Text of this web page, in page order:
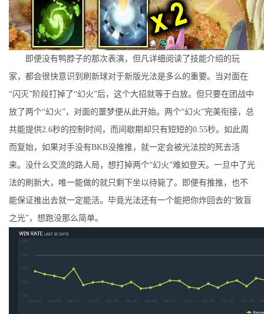
即便没有鸭脖子的那次表演，但凡详细阅读了技能介绍的玩
家，都会很快意识到刷新球对于新版光法是多么的重要。当对面在
“闪灭”阶段打掉了“幻火”后，这个大招就等于白放。但只要在团战中
放了两个“幻火”，对面的噩梦便从此开始。两个“幻火”完美衔接，总
共能提供2.6秒的控制时间，而间歇期却只有短短的0.55秒。如此周
而复始，如果对手没有BKB没推推，就一定会被光法控的死去活
来。没什么交流的路人局，想打掉两个“幻火”难如登天。一旦中了光
法的刷新大，唯一能做的就只剩下坐以待毙了。即便有推推，也不
能保证推出去就一定能活。毕竟光法还有一个能把你炸回去的“致盲
之光”，想跑没那么简单。